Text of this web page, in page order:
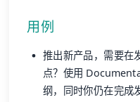
用例
推出新产品，需要在
点？使用
纲，同时你仍在完成